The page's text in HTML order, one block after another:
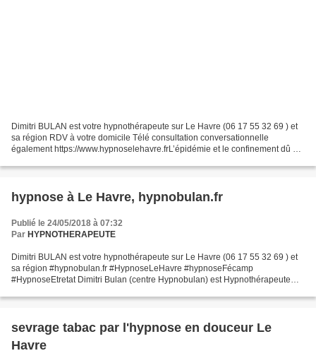
Dimitri BULAN est votre hypnothérapeute sur Le Havre (06 17 55 32 69 ) et
sa région RDV à votre domicile Télé consultation conversationnelle
également https://www.hypnoselehavre.frL’épidémie et le confinement dû au
hypnose à Le Havre, hypnobulan.fr
Publié le 24/05/2018 à 07:32
Par HYPNOTHERAPEUTE
Dimitri BULAN est votre hypnothérapeute sur Le Havre (06 17 55 32 69 ) et
sa région #hypnobulan.fr #HypnoseLeHavre #hypnoseFécamp
#HypnoseEtretat Dimitri Bulan (centre Hypnobulan) est Hypnothérapeute
sevrage tabac par l'hypnose en douceur Le
Havre